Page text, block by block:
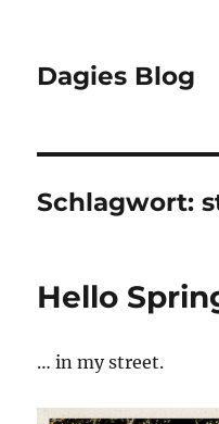
Dagies Blog
Schlagwort:
Hello
… in my street.